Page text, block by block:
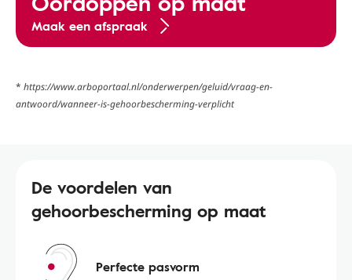
Maak een afspraak
* https://www.arboportaal.nl/onderwerpen/geluid/vraag-en-
antwoord/wanneer-is-gehoorbescherming-verplicht
De voordelen van
gehoorbescherming op maat
Perfecte pasvorm